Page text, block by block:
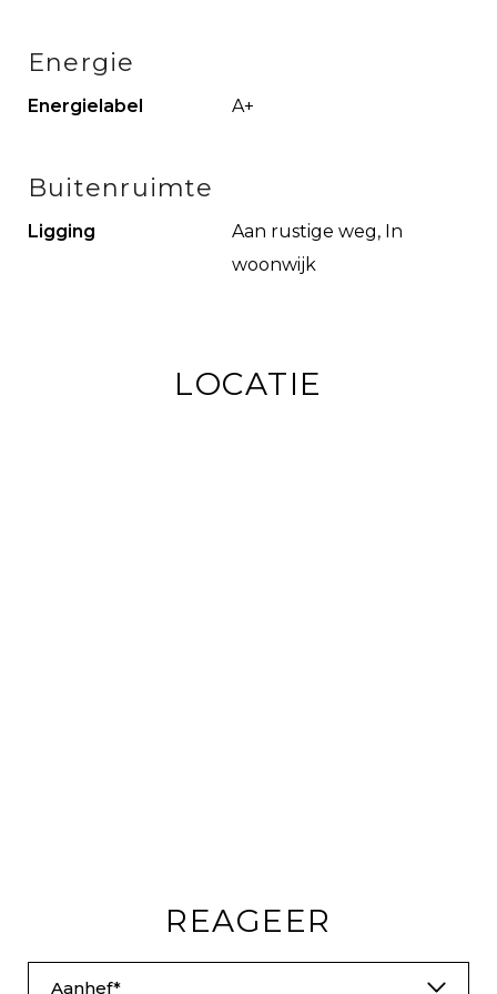
anderszins, of de consequenties daarvan. Alle maten en
afmetingen zijn indicatief.
Energie
Energielabel A+
Buitenruimte
Ligging
Aan rustige weg, In
woonwijk
LOCATIE
REAGEER
Aanhef*